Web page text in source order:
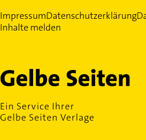
ImpressumDatenschutzerklärung
Inhalte melden
Ein Service Ihrer
Gelbe Seiten Verlage